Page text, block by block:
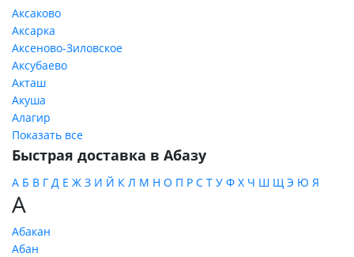
Аксаково
Аксарка
Аксеново-Зиловское
Аксубаево
Акташ
Акуша
Алагир
Показать все
Быстрая доставка в Абазу
А Б В Г Д Е Ж З И Й К Л М Н О П Р С Т У Ф Х Ч Ш Щ Э Ю Я
А
Абакан
Абан